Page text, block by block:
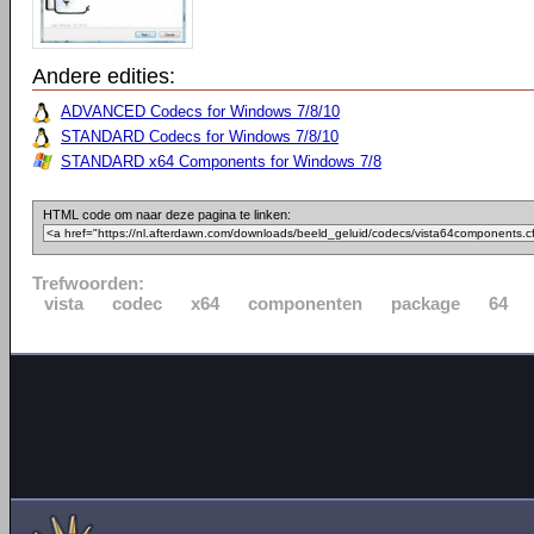
Andere edities:
ADVANCED Codecs for Windows 7/8/10
STANDARD Codecs for Windows 7/8/10
STANDARD x64 Components for Windows 7/8
HTML code om naar deze pagina te linken:
Trefwoorden:
vista
codec x64 componenten package 64